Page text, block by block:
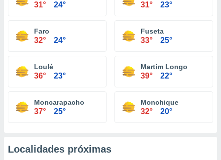
31° 24° 31° 23°
Faro
32° 24°
Fuseta
33° 25°
Loulé
36° 23°
Martim Longo
39° 22°
Moncarapacho
37° 25°
Monchique
32° 20°
Localidades próximas